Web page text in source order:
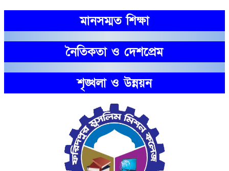
মানসম্মত শিক্ষা
নৈতিকতা ও দেশপ্রেম
শৃঙ্খলা ও উন্নয়ন